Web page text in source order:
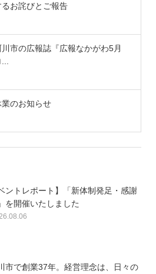
お詫びとご報告
川市の広報誌『広報なかがわ5月
のお知らせ
ントレポート】「新体制発足・感謝
を開催いたしました
市で創業37年。経営理念は、日々の